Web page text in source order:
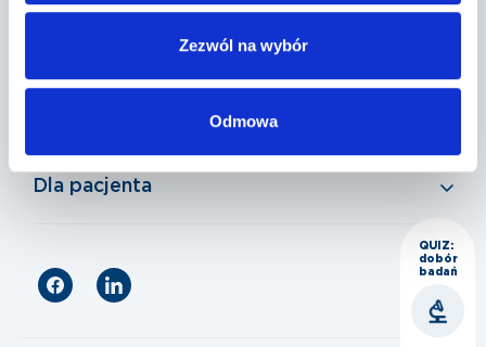
Zezwól na wybór
Odmowa
Penta Hospitals Polska
Dla pacjenta
QUIZ:
dobór
badań